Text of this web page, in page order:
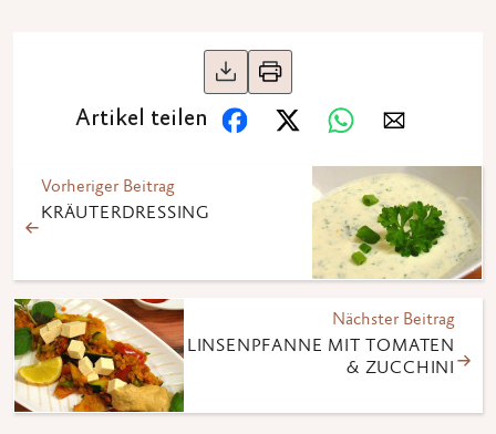
Artikel teilen
Vorheriger Beitrag
KRÄUTERDRESSING
Nächster Beitrag
LINSENPFANNE MIT TOMATEN
& ZUCCHINI